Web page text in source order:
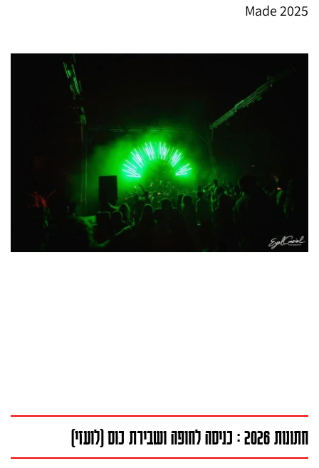
Made 2025
חתונות 2026 : כניסה לחופה ושבירת כוס (לועזי)